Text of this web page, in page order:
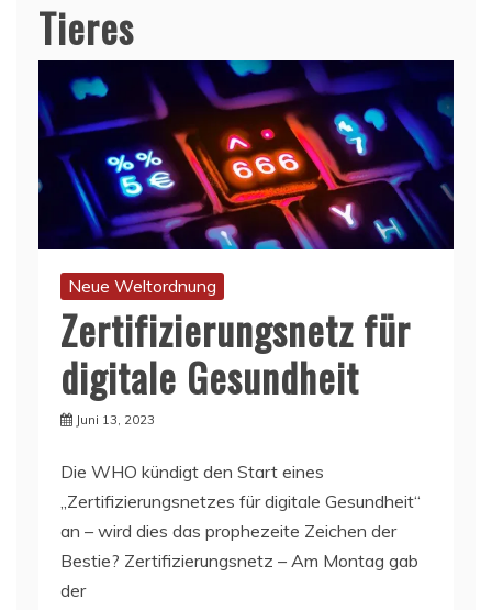
Tieres
Neue Weltordnung
Zertifizierungsnetz für
digitale Gesundheit
Juni 13, 2023
Die WHO kündigt den Start eines
„Zertifizierungsnetzes für digitale Gesundheit“
an – wird dies das prophezeite Zeichen der
Bestie? Zertifizierungsnetz – Am Montag gab
der